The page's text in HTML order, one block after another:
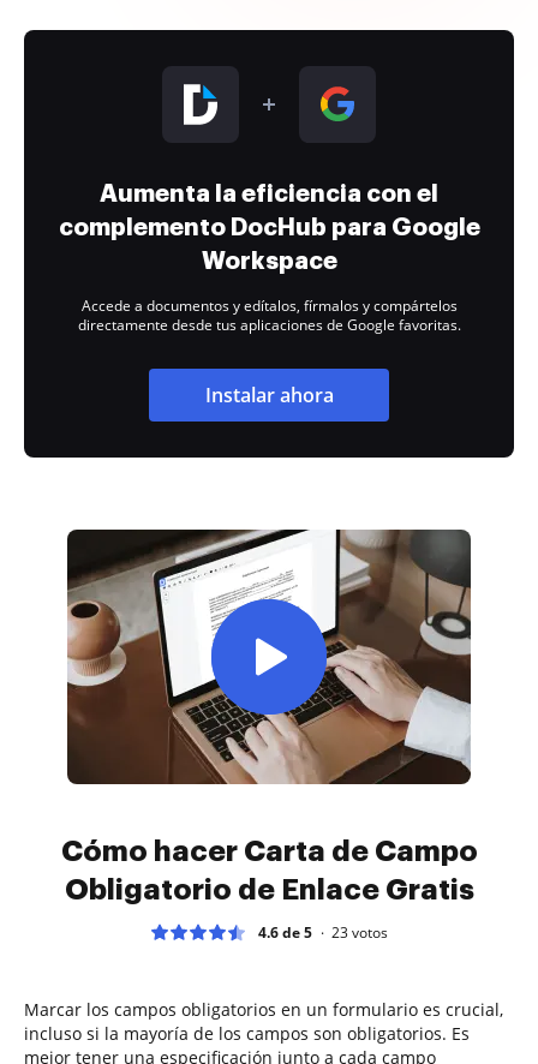
Aumenta la eficiencia con el
complemento DocHub para Google
Workspace
Accede a documentos y edítalos, fírmalos y compártelos
directamente desde tus aplicaciones de Google favoritas.
Instalar ahora
Cómo hacer Carta de Campo
Obligatorio de Enlace Gratis
4.6 de 5 23votos
Marcar los campos obligatorios en un formulario es crucial,
incluso si la mayoría de los campos son obligatorios. Es
mejor tener una especificación junto a cada campo